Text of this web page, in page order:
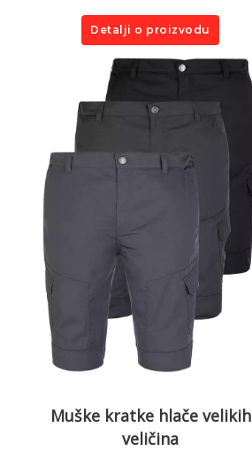
Detalji o proizvodu
Muške kratke hlače velikih
veličina